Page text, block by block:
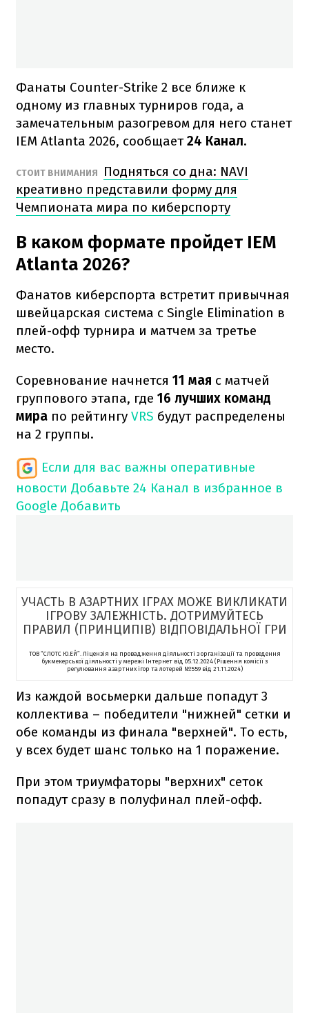
Фанаты Counter-Strike 2 все ближе к
одному из главных турниров года, а
замечательным разогревом для него станет
IEM Atlanta 2026, сообщает24 Канал.
СТОИТ ВНИМАНИЯ
Подняться со дна: NAVI
креативно представили форму для
Чемпионата мира по киберспорту
В каком формате пройдет IEM
Atlanta 2026?
Фанатов киберспорта встретит привычная
швейцарская система с Single Elimination в
плей-офф турнира и матчем за третье
место.
Соревнование начнется 11 мая с матчей
группового этапа, где 16 лучших команд
мира по рейтингу VRS будут распределены
на 2 группы.
Если для вас важны оперативные
новости Добавьте 24 Канал в избранное в
Google Добавить
УЧАСТЬ В АЗАРТНИХ ІГРАХ МОЖЕ ВИКЛИКАТИ
ІГРОВУ ЗАЛЕЖНІСТЬ. ДОТРИМУЙТЕСЬ
ПРАВИЛ (ПРИНЦИПІВ) ВІДПОВІДАЛЬНОЇ ГРИ
ТОВ “СЛОТС Ю.ЕЙ”. Ліцензія на провадження діяльності з організації та проведення
букмекерської діяльності у мережі Інтернет від 05.12.2024 (Рішення комісії з
регулювання азартних ігор та лотерей №559 від 21.11.2024)
Из каждой восьмерки дальше попадут 3
коллектива – победители "нижней" сетки и
обе команды из финала "верхней". То есть,
у всех будет шанс только на 1 поражение.
При этом триумфаторы "верхних" сеток
попадут сразу в полуфинал плей-офф.